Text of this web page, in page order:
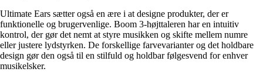
Ultimate Ears sætter også en ære i at designe produkter, der er
funktionelle og brugervenlige. Boom 3-højttaleren har en intuitiv
kontrol, der gør det nemt at styre musikken og skifte mellem numre
eller justere lydstyrken. De forskellige farvevarianter og det holdbare
design gør den også til en stilfuld og holdbar følgesvend for enhver
musikelsker.